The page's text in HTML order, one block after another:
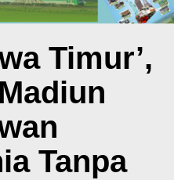
Timur’,
Tanpa